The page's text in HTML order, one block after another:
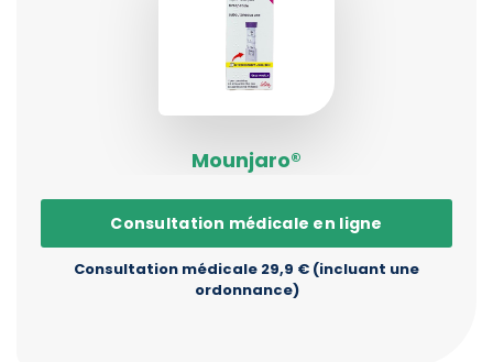
Mounjaro®
Consultation médicale en ligne
Consultation médicale 29,9 € (incluant une
ordonnance)